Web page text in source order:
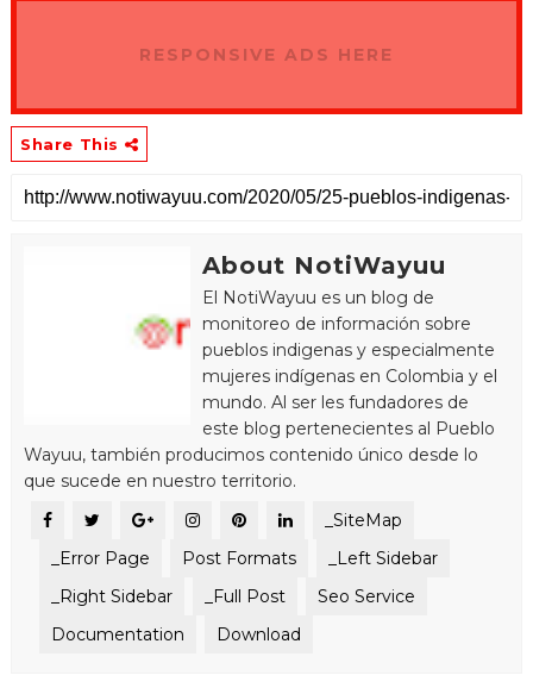
RESPONSIVE ADS HERE
Share This
About NotiWayuu
El NotiWayuu es un blog de
monitoreo de información sobre
pueblos indigenas y especialmente
mujeres indígenas en Colombia y el
mundo. Al ser les fundadores de
este blog pertenecientes al Pueblo
Wayuu, también producimos contenido único desde lo
que sucede en nuestro territorio.
_SiteMap
_Error Page
Post Formats
_Left Sidebar
_Right Sidebar
_Full Post
Seo Service
Documentation
Download